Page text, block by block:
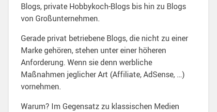
Blogs, private Hobbykoch-Blogs bis hin zu Blogs
von Großunternehmen.
Gerade privat betriebene Blogs, die nicht zu einer
Marke gehören, stehen unter einer höheren
Anforderung. Wenn sie denn werbliche
Maßnahmen jeglicher Art (Affiliate, AdSense, …)
vornehmen.
Warum? Im Gegensatz zu klassischen Medien